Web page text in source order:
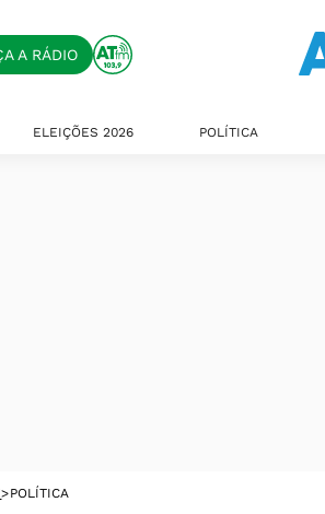
A RÁDIO
ELEIÇÕES 2026 POLÍTICA
>POLÍTICA